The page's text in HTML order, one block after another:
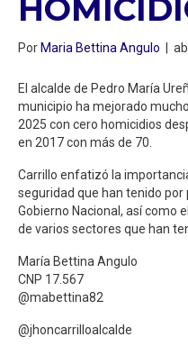
Por Maria Bettina Angulo
El alcalde de Pedro María
municipio ha mejorado
2025 con cero homicidios
en 2017 con más de 70.
Carrillo enfatizó la
seguridad que han tenido por
Gobierno Nacional, así como
de varios sectores que han
María Bettina Angulo
CNP 17.567
@mabettina82
@jhoncarrilloalcalde